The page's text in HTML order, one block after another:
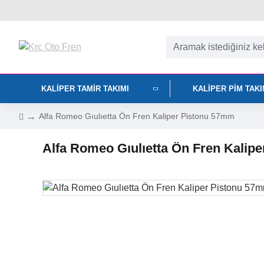
KALIPER TAMIR TAKIMI KALIPER PIM
Alfa Romeo Gıulıetta Ön Fren Kaliper Pistonu 57mm
Alfa Romeo Gıulıetta Ön Fren